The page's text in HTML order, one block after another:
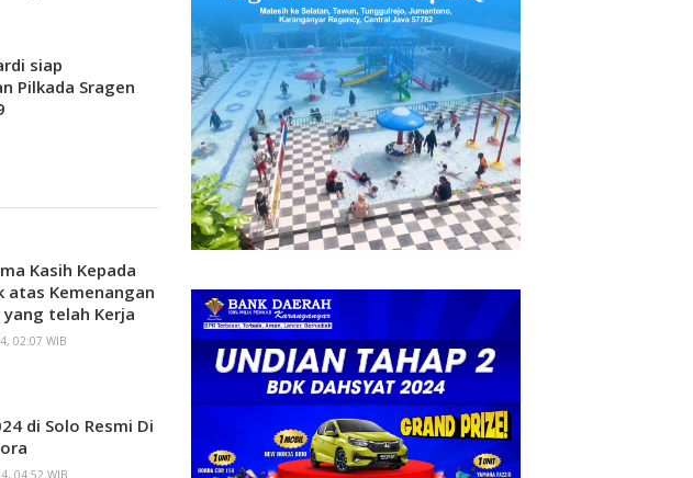
siap
Pilkada Sragen
Kasih Kepada
atas Kemenangan
telah Kerja
Ketum
02:07 WIB
di Solo Resmi Di
04:52 WIB